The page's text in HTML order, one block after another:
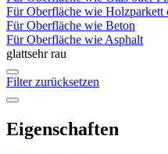
Für Oberfläche wie Holzparkett
Für Oberfläche wie Beton
Für Oberfläche wie Asphalt
glattsehr rau
Filter zurücksetzen
Eigenschaften